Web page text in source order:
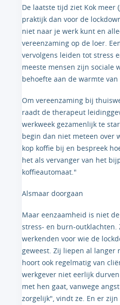
De laatste tijd ziet Kok meer
praktijk dan voor de
niet naar je werk kunt en
vereenzaming op de loer.
vervolgens leiden tot stress
meeste mensen zijn sociale
behoefte aan de warmte
Om vereenzaming bij
raadt de therapeut
werkweek gezamenlijk te
begin dan niet meteen over
kop koffie bij en bespreek
het als vervanger van het
koffieautomaat."
Alsmaar doorgaan
Maar eenzaamheid is niet
stress- en burn-outklachten.
werkenden voor wie de
geweest. Zij liepen al langer
hoort ook regelmatig van
werkgever niet eerlijk
met hen gaat, vanwege
zorgelijk", vindt ze. En er